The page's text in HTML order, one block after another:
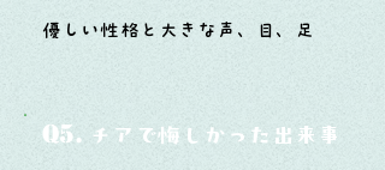
優しい性格と大きな声、目、足
Q5. チアで悔しかった出来事と